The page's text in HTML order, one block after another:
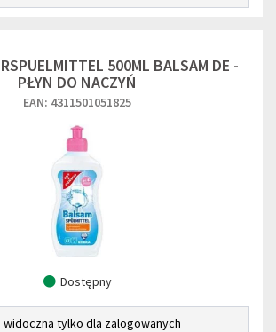
500ML BALSAM DE -
PŁYN DO NACZYŃ
EAN: 4311501051825
Dostępny
widoczna tylko dla zalogowanych